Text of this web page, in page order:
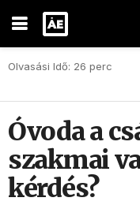
Olvasási Idő: 26 perc
Óvoda a
szakmai
kérdés?